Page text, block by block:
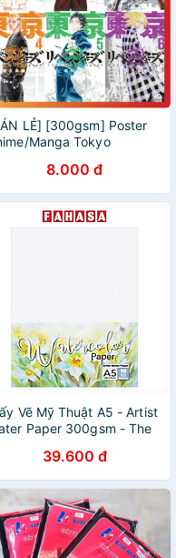
LẺ] [300gsm] Poster
Manga Tokyo
A4,A58.000 đ
Vẽ Mỹ Thuật A5 - Artist
Paper 300gsm - The
39.600 đ